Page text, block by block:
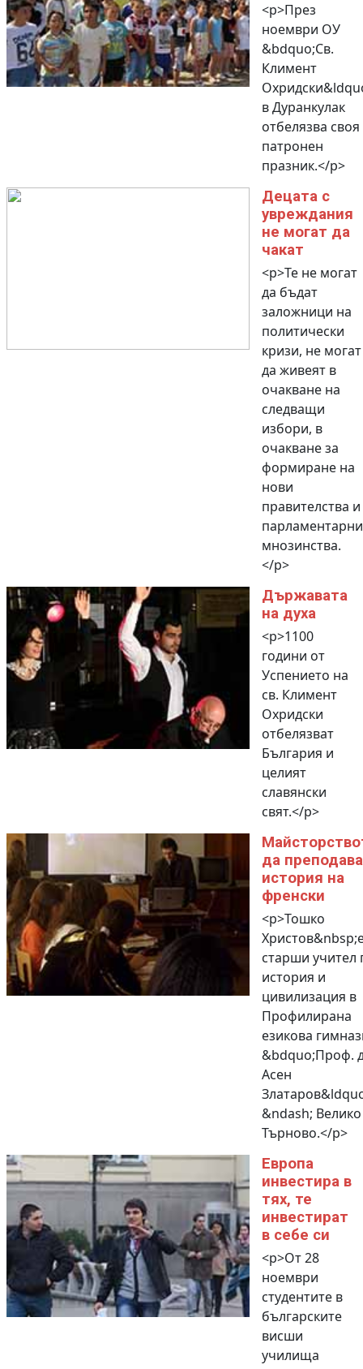
<p>През
ноември ОУ
&bdquo;Св.
Климент
в Дуранкулак
отбелязва своя
патронен
празник.</p>
Децата с
увреждания
не могат да
чакат
<p>Те не могат
да бъдат
заложници на
политически
кризи, не могат
да живеят в
очакване на
следващи
избори, в
очакване за
формиране на
нови
правителства и
парламентарни
мнозинства.
</p>
Държавата
на духа
<p>1100
години от
Успението на
св. Климент
Охридски
отбелязват
България и
целият
славянски
свят.</p>
да
история на
френски
<p>Тошко
старши учител
история и
цивилизация в
Профилирана
езикова
&bdquo;Проф.
Асен
&ndash; Велико
Търново.</p>
Европа
инвестира в
тях, те
инвестират
в себе си
<p>От 28
ноември
студентите в
българските
висши
училища